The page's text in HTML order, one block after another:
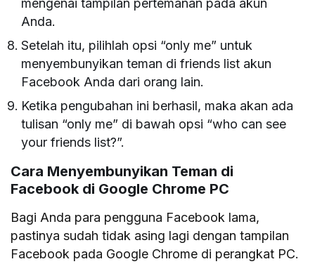
mengenai tampilan pertemanan pada akun
Anda.
Setelah itu, pilihlah opsi “only me” untuk
menyembunyikan teman di friends list akun
Facebook Anda dari orang lain.
Ketika pengubahan ini berhasil, maka akan ada
tulisan “only me” di bawah opsi “who can see
your friends list?”.
Cara Menyembunyikan Teman di
Facebook di Google Chrome PC
Bagi Anda para pengguna Facebook lama,
pastinya sudah tidak asing lagi dengan tampilan
Facebook pada Google Chrome di perangkat PC.